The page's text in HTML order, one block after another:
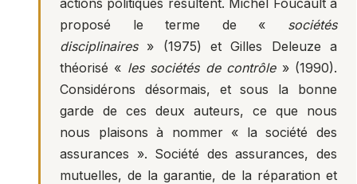
actions politiques résultent. Michel Foucault a
proposé le terme de « sociétés
disciplinaires» (1975) et Gilles Deleuze a
théorisé « les sociétés de contrôle» (1990).
Considérons désormais, et sous la bonne
garde de ces deux auteurs, ce que nous
nous plaisons à nommer « la société des
assurances ». Société des assurances, des
mutuelles, de la garantie, de la réparation et